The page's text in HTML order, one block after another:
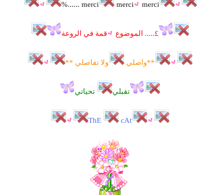
merci merci merci ......%
£..... الموضوع قمة في الروعة
**واصلي ولا تفاصلي **
تقبلي تحياتي
ThE cAt